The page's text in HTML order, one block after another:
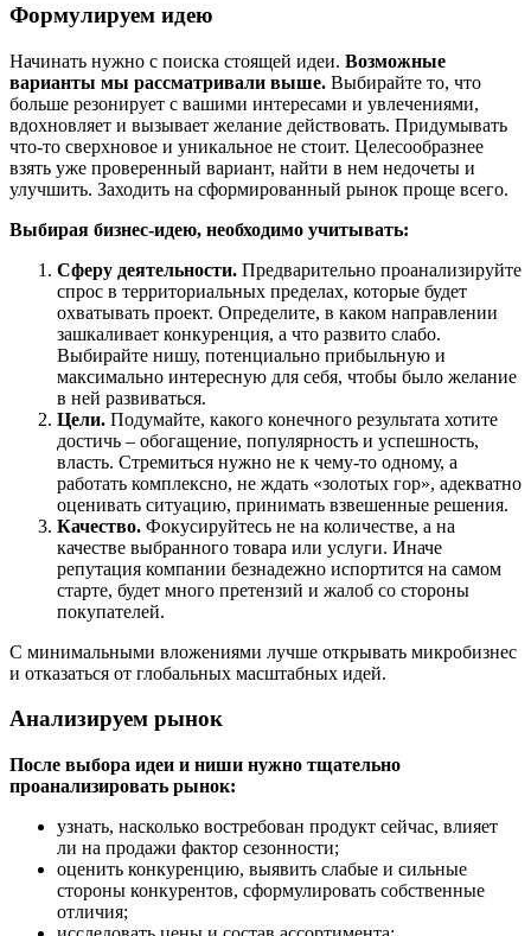
Формулируем идею
Начинать нужно с поиска стоящей идеи. Возможные
варианты мы рассматривали выше. Выбирайте то, что
больше резонирует с вашими интересами и увлечениями,
вдохновляет и вызывает желание действовать. Придумывать
что-то сверхновое и уникальное не стоит. Целесообразнее
взять уже проверенный вариант, найти в нем недочеты и
улучшить. Заходить на сформированный рынок проще всего.
Выбирая бизнес-идею, необходимо учитывать:
Сферу деятельности. Предварительно проанализируйте
спрос в территориальных пределах, которые будет
охватывать проект. Определите, в каком направлении
зашкаливает конкуренция, а что развито слабо.
Выбирайте нишу, потенциально прибыльную и
максимально интересную для себя, чтобы было желание
в ней развиваться.
Цели. Подумайте, какого конечного результата хотите
достичь – обогащение, популярность и успешность,
власть. Стремиться нужно не к чему-то одному, а
работать комплексно, не ждать «золотых гор», адекватно
оценивать ситуацию, принимать взвешенные решения.
Качество. Фокусируйтесь не на количестве, а на
качестве выбранного товара или услуги. Иначе
репутация компании безнадежно испортится на самом
старте, будет много претензий и жалоб со стороны
покупателей.
С минимальными вложениями лучше открывать микробизнес
и отказаться от глобальных масштабных идей.
Анализируем рынок
После выбора идеи и ниши нужно тщательно
проанализировать рынок:
узнать, насколько востребован продукт сейчас, влияет
ли на продажи фактор сезонности;
оценить конкуренцию, выявить слабые и сильные
стороны конкурентов, сформулировать собственные
отличия;